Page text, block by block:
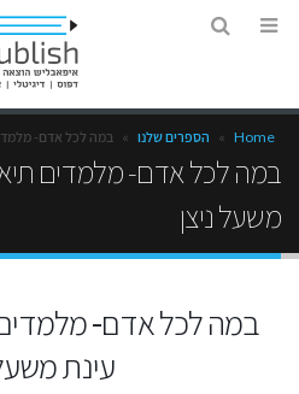
Home
» הספרים שלנו » במה לכל אדם-
במה לכל אדם- מלמדים
משעל ניצן
במה לכל אדם- מלמדים
עינת